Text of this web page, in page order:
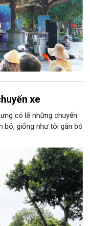
xe
có lẽ những chuyến
bó, giống như tôi gắn bó